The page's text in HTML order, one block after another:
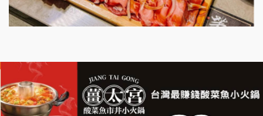
千香漢堡加盟說明會
拉亞漢堡加盟說明會
杜芳子古味茶鋪加盟說明會